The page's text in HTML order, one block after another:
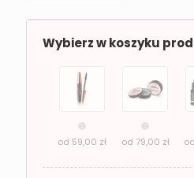
Twarzy
Witaminą
Rozświetlający
Wybierz w koszyku
od 59,00 zł od 79,00 zł od